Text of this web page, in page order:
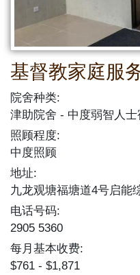
基督教家庭服
院舍种类:
津助院舍
中度弱智人士
照顾程度:
中度照顾
地址:
九龙观塘福塘道4号启能
电话号码:
2905 5360
每月基本收费:
$761 - $1,871